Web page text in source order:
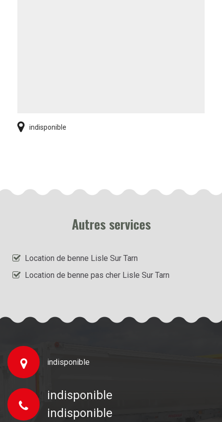
indisponible
Autres services
Location de benne Lisle Sur Tarn
Location de benne pas cher Lisle Sur Tarn
indisponible
indisponible
indisponible